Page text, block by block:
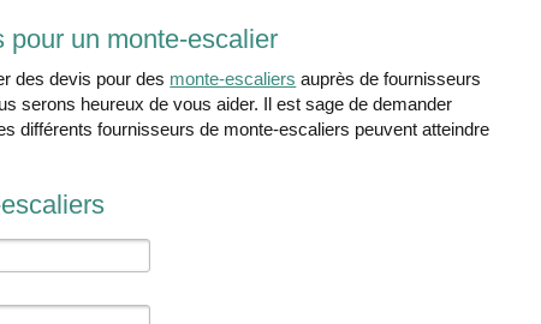
pour un monte-escalier
des devis pour des monte-escaliers auprès de fournisseurs
serons heureux de vous aider. Il est sage de demander
différents fournisseurs de monte-escaliers peuvent atteindre